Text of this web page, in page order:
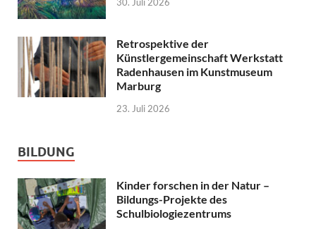
Retrospektive der
Künstlergemeinschaft Werkstatt
Radenhausen im Kunstmuseum
Marburg
23. Juli 2026
BILDUNG
Kinder forschen in der Natur –
Bildungs-Projekte des
Schulbiologiezentrums